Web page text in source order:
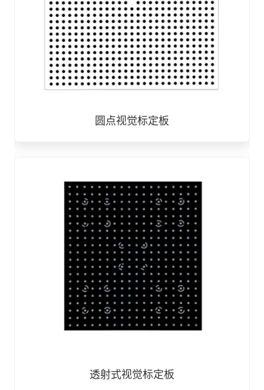
圆点视觉标定板
透射式视觉标定板